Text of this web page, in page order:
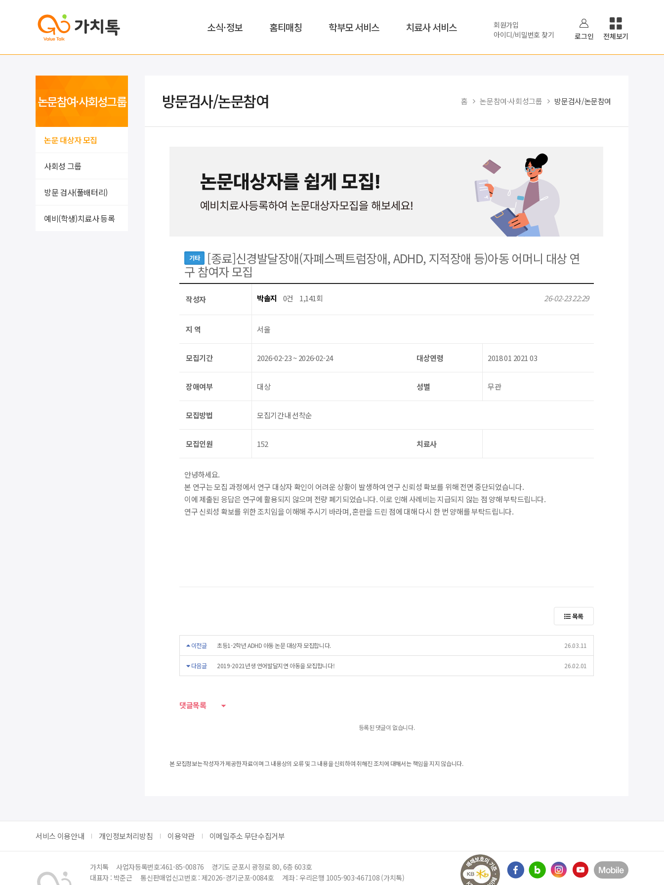
소식·정보 홈티매칭 학부모 서비스 치료사 서비스
회원가입
아이디/비밀번호 찾기
로그인 전체보기
논문참여·사회성그룹
논문 대상자 모집
사회성 그룹
방문 검사(풀배터리)
예비(학생)치료사 등록
방문검사/논문참여 홈 논문참여·사회성그룹 방문검사/논문참여
기타 [종료]신경발달장애(자폐스펙트럼장애, ADHD, 지적장애 등)아동 어머니 대상 연
구 참여자 모집
작성자 박솔지 0건 1,141회 26-02-23 22:29
지 역 서울
모집기간 2026-02-23 ~ 2026-02-24 대상연령 2018 01 2021 03
장애여부 대상 성별 무관
모집방법 모집기간내 선착순
모집인원 152 치료사
안녕하세요.
본 연구는 모집 과정에서 연구 대상자 확인이 어려운 상황이 발생하여 연구 신뢰성 확보를 위해 전면 중단되었습니다.
이에 제출된 응답은 연구에 활용되지 않으며 전량 폐기되었습니다. 이로 인해 사례비는 지급되지 않는 점 양해 부탁드립니다.
연구 신뢰성 확보를 위한 조치임을 이해해 주시기 바라며, 혼란을 드린 점에 대해 다시 한 번 양해를 부탁드립니다.
목록
이전글 초등1-2학년 ADHD 아동 논문 대상자 모집합니다. 26.03.11
다음글 2019-2021년생 언어발달지연 아동을 모집합니다! 26.02.01
댓글목록
등록된 댓글이 없습니다.
본 모집정보는 작성자가 제공한 자료이며 그 내용상의 오류 및 그 내용을 신뢰하여 취해진 조치에 대해서는 책임을 지지 않습니다.
서비스 이용안내 개인정보처리방침 이용약관 이메일주소 무단수집거부
가치톡 사업자등록번호:461-85-00876
경기도 군포시 광정로 80, 6층 603호
대표자 : 박준근
통신판매업신고번호 : 제2026-경기군포-0084호
계좌 : 우리은행 1005-903-467108 (가치톡)